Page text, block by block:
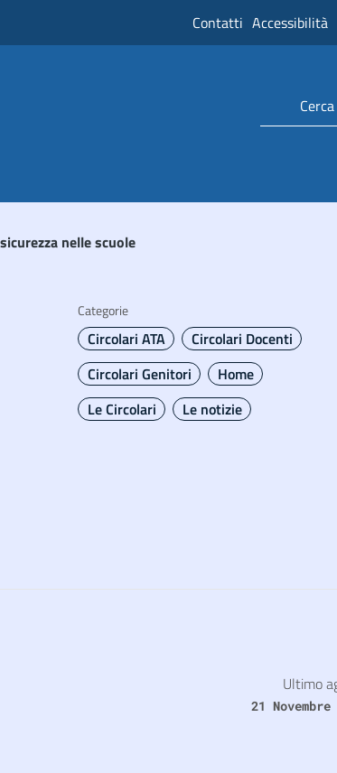
Contatti Accessibilità
nelle scuole
Categorie
Circolari ATA
Circolari Docenti
Circolari Genitori
Home
Le Circolari
Le notizie
Ultimo
21